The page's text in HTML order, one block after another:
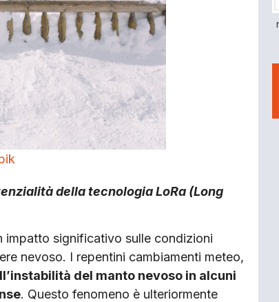
della tecnologia LoRa (Long
impatto significativo sulle condizioni
nevoso. I repentini cambiamenti meteo,
del manto nevoso in alcuni
. Questo fenomeno è ulteriormente